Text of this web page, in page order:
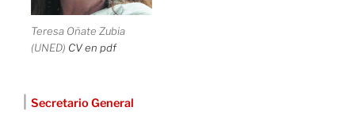
Teresa Oñate Zubia
(UNED) CV en pdf
Secretario General